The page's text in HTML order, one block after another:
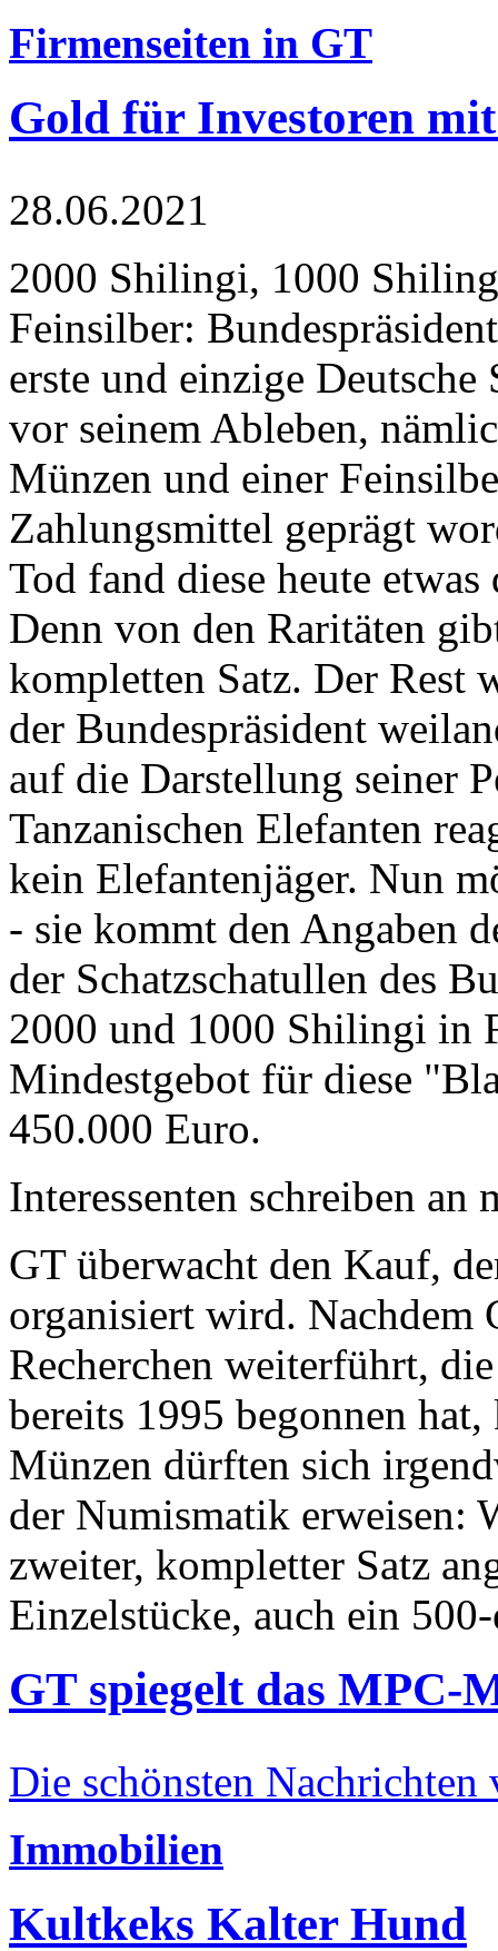
Firmenseiten in GT
Gold für Investoren
28.06.2021
2000 Shilingi, 1000
Feinsilber:
erste und einzige Deutsche
vor seinem Ableben,
Münzen und einer
Zahlungsmittel geprägt
Tod fand diese heute
Denn von den Raritäten
kompletten Satz. Der Rest
der Bundespräsident
auf die Darstellung seiner
Tanzanischen Elefanten
kein Elefantenjäger. Nun
- sie kommt den Angaben
der Schatzschatullen des
2000 und 1000 Shilingi in
Mindestgebot für diese
450.000 Euro.
Interessenten schreiben
GT überwacht den Kauf,
organisiert wird. Nachdem
Recherchen weiterführt,
bereits 1995 begonnen
Münzen dürften sich
der Numismatik erweisen:
zweiter, kompletter Satz
Einzelstücke, auch ein
GT spiegelt das MPC-
Die schönsten Nachrichten
Immobilien
Kultkeks Kalter Hund